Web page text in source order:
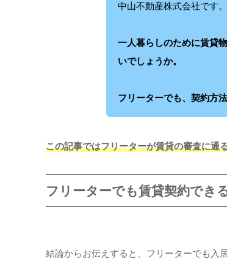
中山不動産株式会社です。
一人暮らしのために賃貸
いでしょうか。
フリーターでも、契約方
この記事ではフリーターが賃貸の審査に通
フリーターでも賃貸契約でき
結論からお伝えすると、フリーターでも入